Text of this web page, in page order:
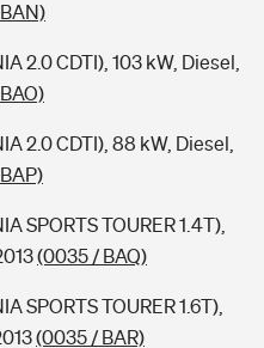
2.0 CDTI), 103 kW, Diesel,
2.0 CDTI), 88 kW, Diesel,
SPORTS TOURER 1.4T),
(0035 / BAQ)
SPORTS TOURER 1.6T),
(0035 / BAR)